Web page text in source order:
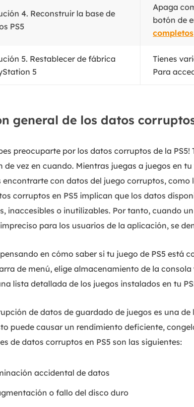
4. Reconstruir la base de
PS5
Apaga
botón de
completos
5. Restablecer de fábrica
5
Tienes
Para
general de los datos
preocuparte por los datos corruptos de la
de vez en cuando. Mientras juegas a juegos en
encontrarte con datos del juego corruptos,
corruptos en PS5 implican que los datos
inaccesibles o inutilizables. Por tanto, cuando
para los usuarios de la aplicación, se
en cómo saber si tu juego de PS5 está
de menú, elige almacenamiento de la
lista detallada de los juegos instalados en tu
de datos de guardado de juegos es una
puede causar un rendimiento deficiente,
de datos corruptos en PS5 son las siguientes:
accidental de datos
o fallo del disco duro